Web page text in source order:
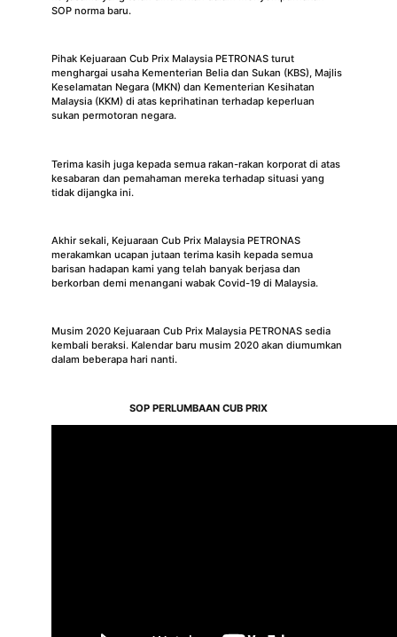
SOP norma baru.
Pihak Kejuaraan Cub Prix Malaysia PETRONAS turut
menghargai usaha Kementerian Belia dan Sukan (KBS), Majlis
Keselamatan Negara (MKN) dan Kementerian Kesihatan
Malaysia (KKM) di atas keprihatinan terhadap keperluan
sukan permotoran negara.
Terima kasih juga kepada semua rakan-rakan korporat di atas
kesabaran dan pemahaman mereka terhadap situasi yang
tidak dijangka ini.
Akhir sekali, Kejuaraan Cub Prix Malaysia PETRONAS
merakamkan ucapan jutaan terima kasih kepada semua
barisan hadapan kami yang telah banyak berjasa dan
berkorban demi menangani wabak Covid-19 di Malaysia.
Musim 2020 Kejuaraan Cub Prix Malaysia PETRONAS sedia
kembali beraksi. Kalendar baru musim 2020 akan diumumkan
dalam beberapa hari nanti.
SOP PERLUMBAAN CUB PRIX